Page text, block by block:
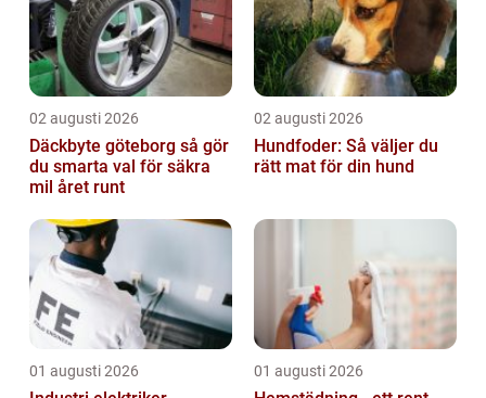
02 augusti 2026
Däckbyte göteborg så gör
du smarta val för säkra
mil året runt
02 augusti 2026
Hundfoder: Så väljer du
rätt mat för din hund
01 augusti 2026 01 augusti 2026